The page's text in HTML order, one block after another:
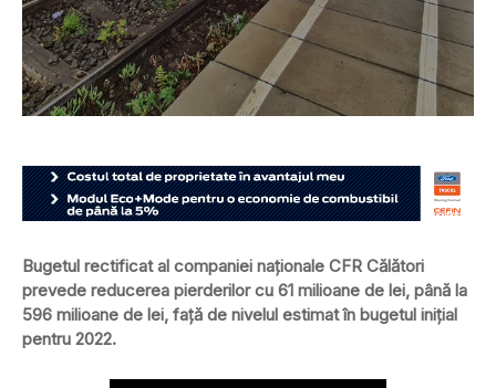
Bugetul rectificat al companiei naționale CFR Călători
prevede reducerea pierderilor cu 61 milioane de lei, până la
596 milioane de lei, față de nivelul estimat în bugetul inițial
pentru 2022.